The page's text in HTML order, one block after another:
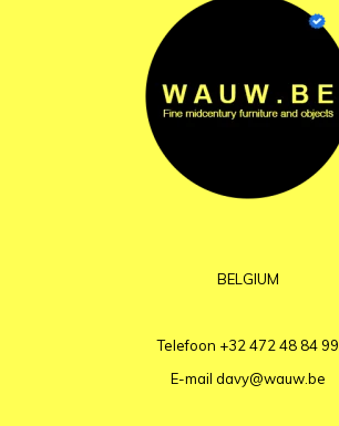
BELGIUM
Telefoon +32 472 48 84 99
E-mail davy@wauw.be